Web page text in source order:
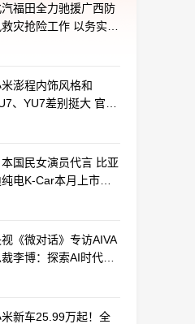
福田全力驰援广西防
灾抢险工作 以务实行
澎程内饰风格和
、YU7差别挺大 官方
本国民女演员代言 比亚
电K-Car本月上市：
《微对话》专访AIVA
李博：探索AI时代汽
新车25.99万起！全